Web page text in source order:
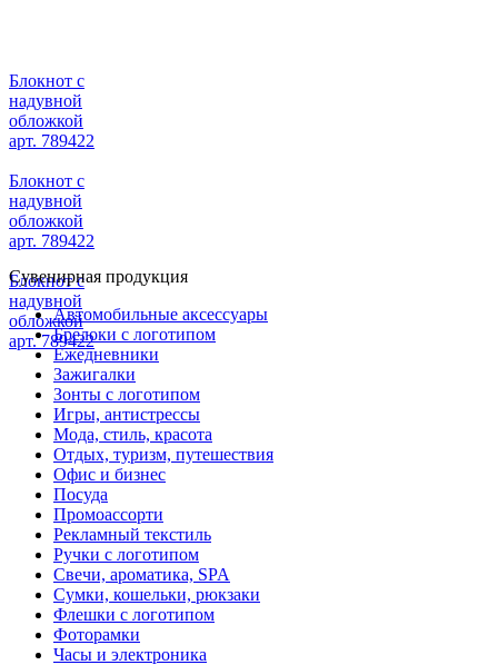
Блокнот с
надувной
обложкой
арт. 789422
Блокнот с
надувной
обложкой
арт. 789422
Блокнот с
надувной
обложкой
арт. 789422
Сувенирная продукция
Автомобильные аксессуары
Брелоки с логотипом
Ежедневники
Зажигалки
Зонты с логотипом
Игры, антистрессы
Мода, стиль, красота
Отдых, туризм, путешествия
Офис и бизнес
Посуда
Промоассорти
Рекламный текстиль
Ручки с логотипом
Свечи, ароматика, SPA
Сумки, кошельки, рюкзаки
Флешки с логотипом
Фоторамки
Часы и электроника